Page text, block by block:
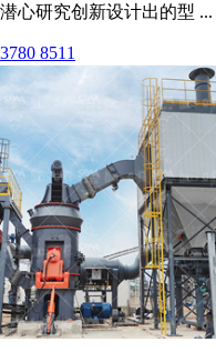
心研究创新设计出的型 ...
8511